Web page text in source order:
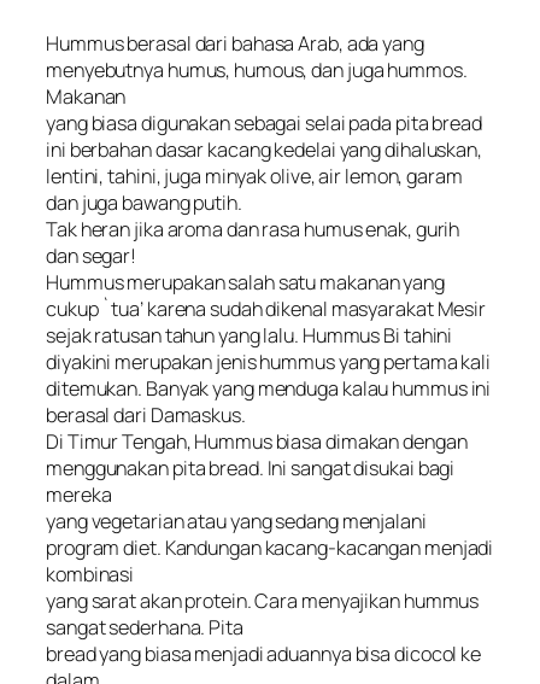
Hummus berasal dari bahasa Arab, ada yang
menyebutnya humus, humous, dan juga hummos.
Makanan
yang biasa digunakan sebagai selai pada pita bread
ini berbahan dasar kacang kedelai yang dihaluskan,
lentini, tahini, juga minyak olive, air lemon, garam
dan juga bawang putih.
Tak heran jika aroma dan rasa humus enak, gurih
dan segar!
Hummus merupakan salah satu makanan yang
cukup `tua’ karena sudah dikenal masyarakat Mesir
sejak ratusan tahun yang lalu. Hummus Bi tahini
diyakini merupakan jenis hummus yang pertama kali
ditemukan. Banyak yang menduga kalau hummus ini
berasal dari Damaskus.
Di Timur Tengah, Hummus biasa dimakan dengan
menggunakan pita bread. Ini sangat disukai bagi
mereka
yang vegetarian atau yang sedang menjalani
program diet. Kandungan kacang-kacangan menjadi
kombinasi
yang sarat akan protein. Cara menyajikan hummus
sangat sederhana. Pita
bread yang biasa menjadi aduannya bisa dicocol ke